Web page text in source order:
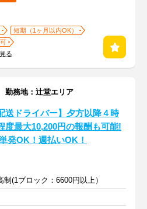
短期（1ヶ月以内OK）
る
勤務地：辻堂エリア
送ドライバー】夕方以降４時
度最大10,200円の報酬も可能!
発OK！週払いOK！
制(1ブロック：6600円以上）